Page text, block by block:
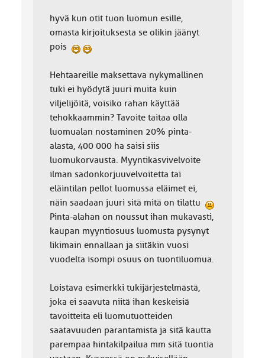
hyvä kun otit tuon luomun esille,
omasta kirjoituksesta se olikin jäänyt
pois
Hehtaareille maksettava nykymallinen
tuki ei hyödytä juuri muita kuin
viljelijöitä, voisiko rahan käyttää
tehokkaammin? Tavoite taitaa olla
luomualan nostaminen 20% pinta-
alasta, 400 000 ha saisi siis
luomukorvausta. Myyntikasvivelvoite
ilman sadonkorjuuvelvoitetta tai
eläintilan pellot luomussa eläimet ei,
näin saadaan juuri sitä mitä on tilattu
Pinta-alahan on noussut ihan mukavasti,
kaupan myyntiosuus luomusta pysynyt
likimain ennallaan ja siitäkin vuosi
vuodelta isompi osuus on tuontiluomua.
Loistava esimerkki tukijärjestelmästä,
joka ei saavuta niitä ihan keskeisiä
tavoitteita eli luomutuotteiden
saatavuuden parantamista ja sitä kautta
parempaa hintakilpailua mm sitä tuontia